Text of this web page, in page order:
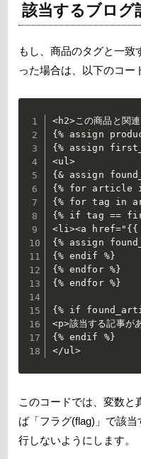
該当するブログ
もし、商品のタグと一致
った場合は、以下のコー
<h2>この商品と関
{% assign
{% assign
<ul>
{& assign
{% for article
{% for tag in
{% if tag ==
<li><a
{% assign
{% endif %}
{% endfor %}
{% endfor %}
{% if
<p>該当する記事が
{% endif %}
このコードでは、変数と
ば「フラグ(flag)」で該
行しないようにします。